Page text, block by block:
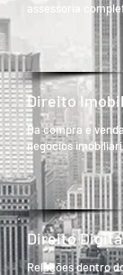
assessoria
Direito
Da compra e
negócios
Direito
Relações dentro